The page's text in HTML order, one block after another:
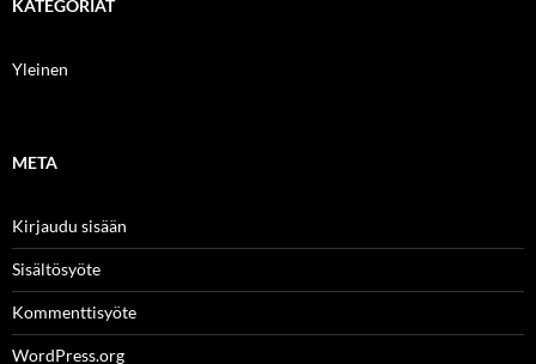
KATEGORIAT
Yleinen
META
Kirjaudu sisään
Sisältösyöte
Kommenttisyöte
WordPress.org